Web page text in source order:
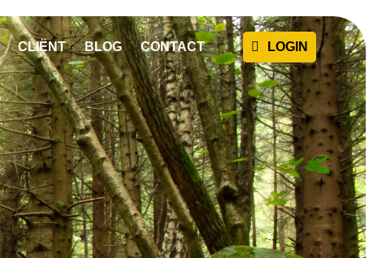
CLIËNT BLOG CONTACT